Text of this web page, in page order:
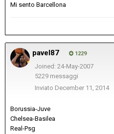
Mi sento Barcellona
pavel87 1229
Joined: 24-May-2007
5229 messaggi
Inviato December 11, 2014
Borussia-Juve
Chelsea-Basilea
Real-Psg